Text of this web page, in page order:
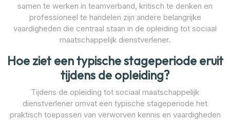
samen te werken in teamverband, kritisch te denken en
professioneel te handelen zijn andere belangrijke
vaardigheden die centraal staan in de opleiding tot sociaal
maatschappelijk dienstverlener.
Hoe ziet een typische stageperiode eruit
tijdens de opleiding?
Tijdens de opleiding tot sociaal maatschappelijk
dienstverlener omvat een typische stageperiode het
praktisch toepassen van verworven kennis en vaardigheden